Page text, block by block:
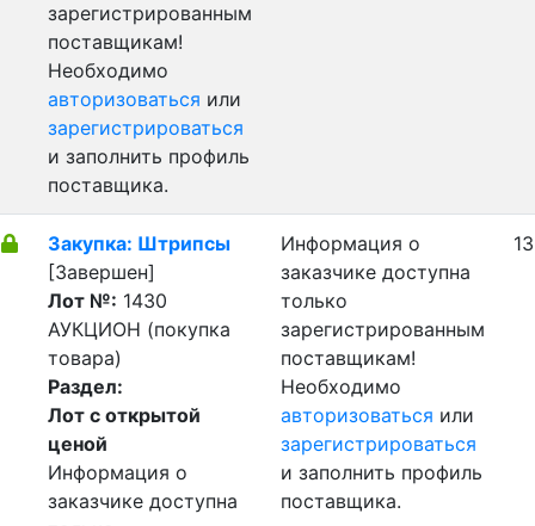
зарегистрированным
поставщикам!
Необходимо
авторизоваться или
зарегистрироваться
и заполнить профиль
поставщика.
Закупка: Штрипсы
[Завершен]
Лот №: 1430
АУКЦИОН (покупка
товара)
Раздел:
Лот с открытой
ценой
Информация о
заказчике доступна
Информация о
заказчике доступна
только
зарегистрированным
поставщикам!
Необходимо
авторизоваться или
зарегистрироваться
и заполнить профиль
поставщика.